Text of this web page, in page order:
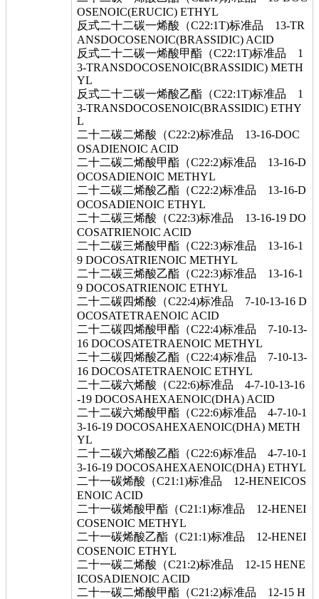
OSENOIC(ERUCIC) ETHYL
反式二十二碳一烯酸（C22:1T)标准品 13-TR
ANSDOCOSENOIC(BRASSIDIC) ACID
反式二十二碳一烯酸甲酯（C22:1T)标准品 1
3-TRANSDOCOSENOIC(BRASSIDIC) METH
YL
反式二十二碳一烯酸乙酯（C22:1T)标准品 1
3-TRANSDOCOSENOIC(BRASSIDIC) ETHY
L
二十二碳二烯酸（C22:2)标准品 13-16-DOC
OSADIENOIC ACID
二十二碳二烯酸甲酯（C22:2)标准品 13-16-D
OCOSADIENOIC METHYL
二十二碳二烯酸乙酯（C22:2)标准品 13-16-D
OCOSADIENOIC ETHYL
二十二碳三烯酸（C22:3)标准品 13-16-19 DO
COSATRIENOIC ACID
二十二碳三烯酸甲酯（C22:3)标准品 13-16-1
9 DOCOSATRIENOIC METHYL
二十二碳三烯酸乙酯（C22:3)标准品 13-16-1
9 DOCOSATRIENOIC ETHYL
二十二碳四烯酸（C22:4)标准品 7-10-13-16 D
OCOSATETRAENOIC ACID
二十二碳四烯酸甲酯（C22:4)标准品 7-10-13-
16 DOCOSATETRAENOIC METHYL
二十二碳四烯酸乙酯（C22:4)标准品 7-10-13-
16 DOCOSATETRAENOIC ETHYL
二十二碳六烯酸（C22:6)标准品 4-7-10-13-16
-19 DOCOSAHEXAENOIC(DHA) ACID
二十二碳六烯酸甲酯（C22:6)标准品 4-7-10-1
3-16-19 DOCOSAHEXAENOIC(DHA) METH
YL
二十二碳六烯酸乙酯（C22:6)标准品 4-7-10-1
3-16-19 DOCOSAHEXAENOIC(DHA) ETHYL
二十一碳烯酸（C21:1)标准品 12-HENEICOS
ENOIC ACID
二十一碳烯酸甲酯（C21:1)标准品 12-HENEI
COSENOIC METHYL
二十一碳烯酸乙酯（C21:1)标准品 12-HENEI
COSENOIC ETHYL
二十一碳二烯酸（C21:2)标准品 12-15 HENE
ICOSADIENOIC ACID
二十一碳二烯酸甲酯（C21:2)标准品 12-15 H